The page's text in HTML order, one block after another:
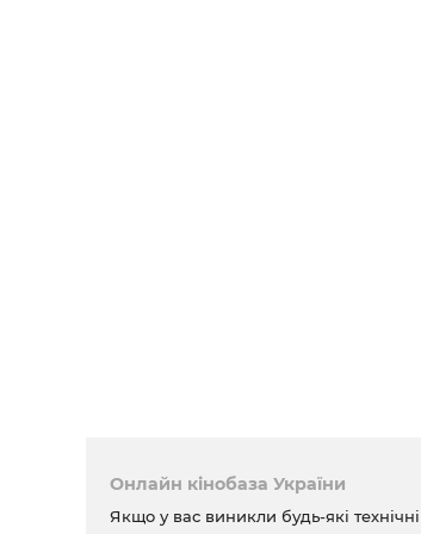
Онлайн кінобаза України
Якщо у вас виникли будь-які